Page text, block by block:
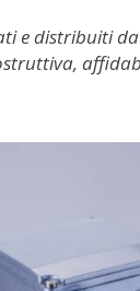
e distribuiti